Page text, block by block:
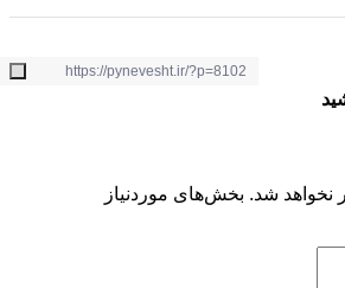
شد. بخش‌های موردنیاز